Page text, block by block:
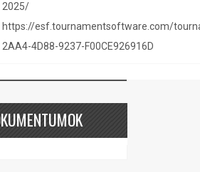
2025/
https://esf.tournamentsoftware.com/
2AA4-4D88-9237-F00CE926916D